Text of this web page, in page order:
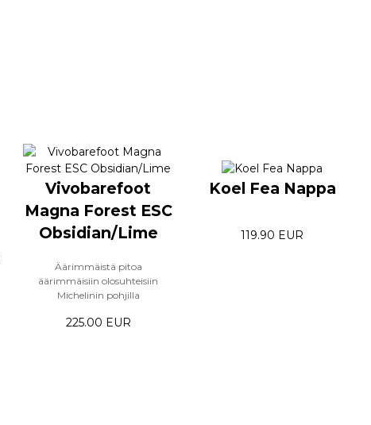
Vivobarefoot
Magna Forest ESC
Obsidian/Lime
Äärimmäistä pitoa
äärimmäisiin olosuhteisiin
Michelinin pohjilla
225.00 EUR
Koel Fea Nappa
119.90 EUR